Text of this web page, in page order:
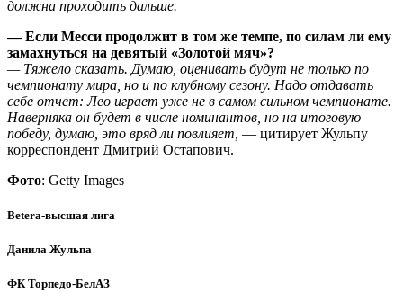
должна проходить дальше.
— Если Месси продолжит в том же темпе, по силам ли ему
замахнуться на девятый «Золотой мяч»?
— Тяжело сказать. Думаю, оценивать будут не только по
чемпионату мира, но и по клубному сезону. Надо отдавать
себе отчет: Лео играет уже не в самом сильном чемпионате.
Наверняка он будет в числе номинантов, но на итоговую
победу, думаю, это вряд ли повлияет, — цитирует Жульпу
корреспондент Дмитрий Остапович.
Фото: Getty Images
Betera-высшая лига
Данила Жульпа
ФК Торпедо-БелАЗ